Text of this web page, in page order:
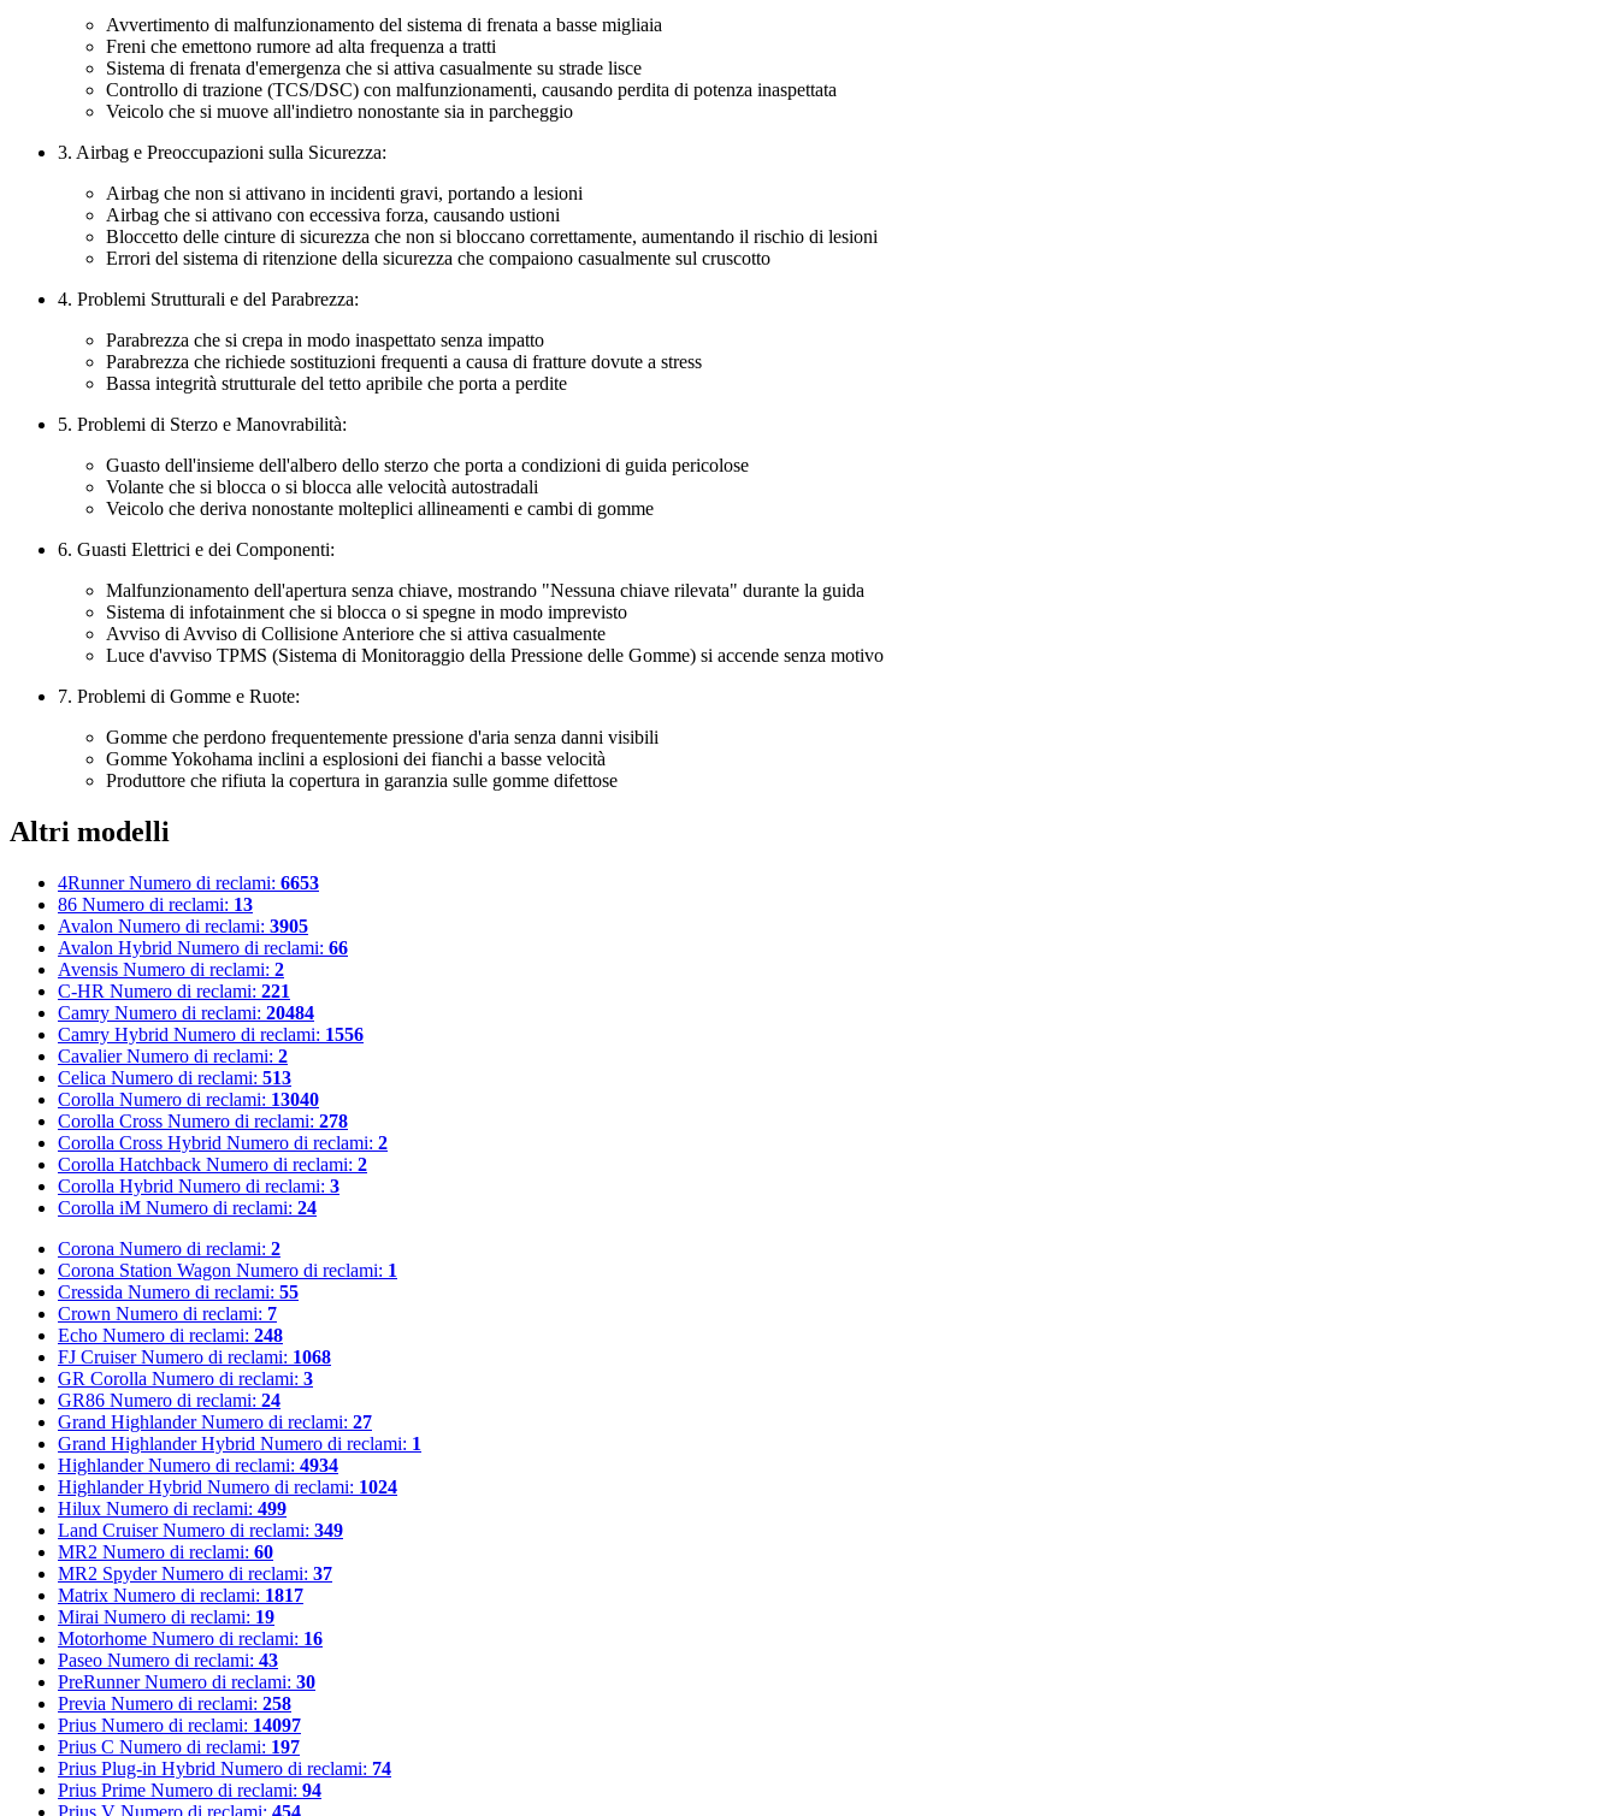
Avvertimento di malfunzionamento del sistema di frenata a basse migliaia
Freni che emettono rumore ad alta frequenza a tratti
Sistema di frenata d'emergenza che si attiva casualmente su strade lisce
Controllo di trazione (TCS/DSC) con malfunzionamenti, causando perdita di potenza inaspettata
Veicolo che si muove all'indietro nonostante sia in parcheggio
3. Airbag e Preoccupazioni sulla Sicurezza:
Airbag che non si attivano in incidenti gravi, portando a lesioni
Airbag che si attivano con eccessiva forza, causando ustioni
Bloccetto delle cinture di sicurezza che non si bloccano correttamente, aumentando il rischio di lesioni
Errori del sistema di ritenzione della sicurezza che compaiono casualmente sul cruscotto
4. Problemi Strutturali e del Parabrezza:
Parabrezza che si crepa in modo inaspettato senza impatto
Parabrezza che richiede sostituzioni frequenti a causa di fratture dovute a stress
Bassa integrità strutturale del tetto apribile che porta a perdite
5. Problemi di Sterzo e Manovrabilità:
Guasto dell'insieme dell'albero dello sterzo che porta a condizioni di guida pericolose
Volante che si blocca o si blocca alle velocità autostradali
Veicolo che deriva nonostante molteplici allineamenti e cambi di gomme
6. Guasti Elettrici e dei Componenti:
Malfunzionamento dell'apertura senza chiave, mostrando "Nessuna chiave rilevata" durante la guida
Sistema di infotainment che si blocca o si spegne in modo imprevisto
Avviso di Avviso di Collisione Anteriore che si attiva casualmente
Luce d'avviso TPMS (Sistema di Monitoraggio della Pressione delle Gomme) si accende senza motivo
7. Problemi di Gomme e Ruote:
Gomme che perdono frequentemente pressione d'aria senza danni visibili
Gomme Yokohama inclini a esplosioni dei fianchi a basse velocità
Produttore che rifiuta la copertura in garanzia sulle gomme difettose
Altri modelli
4Runner Numero di reclami: 6653
86 Numero di reclami: 13
Avalon Numero di reclami: 3905
Avalon Hybrid Numero di reclami: 66
Avensis Numero di reclami: 2
C-HR Numero di reclami: 221
Camry Numero di reclami: 20484
Camry Hybrid Numero di reclami: 1556
Cavalier Numero di reclami: 2
Celica Numero di reclami: 513
Corolla Numero di reclami: 13040
Corolla Cross Numero di reclami: 278
Corolla Cross Hybrid Numero di reclami: 2
Corolla Hatchback Numero di reclami: 2
Corolla Hybrid Numero di reclami: 3
Corolla iM Numero di reclami: 24
Corona Numero di reclami: 2
Corona Station Wagon Numero di reclami: 1
Cressida Numero di reclami: 55
Crown Numero di reclami: 7
Echo Numero di reclami: 248
FJ Cruiser Numero di reclami: 1068
GR Corolla Numero di reclami: 3
GR86 Numero di reclami: 24
Grand Highlander Numero di reclami: 27
Grand Highlander Hybrid Numero di reclami: 1
Highlander Numero di reclami: 4934
Highlander Hybrid Numero di reclami: 1024
Hilux Numero di reclami: 499
Land Cruiser Numero di reclami: 349
MR2 Numero di reclami: 60
MR2 Spyder Numero di reclami: 37
Matrix Numero di reclami: 1817
Mirai Numero di reclami: 19
Motorhome Numero di reclami: 16
Paseo Numero di reclami: 43
PreRunner Numero di reclami: 30
Previa Numero di reclami: 258
Prius Numero di reclami: 14097
Prius C Numero di reclami: 197
Prius Plug-in Hybrid Numero di reclami: 74
Prius Prime Numero di reclami: 94
Prius V Numero di reclami: 454